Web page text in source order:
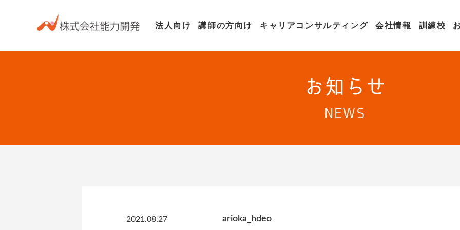
法人向け 講師の方向け キャリアコンサルティング 会社情報 訓練校
お知らせ
NEWS
2021.08.27 arioka_hdeo